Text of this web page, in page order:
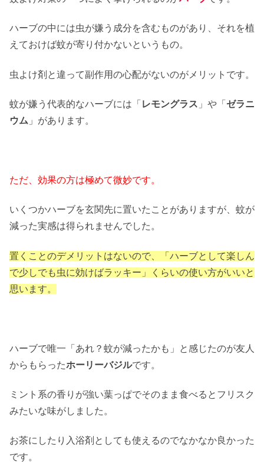
ハーブの中には虫が嫌う成分を含むものがあり、それを植
えておけば蚊が寄り付かないというもの。
虫よけ剤と違って副作用の心配がないのがメリットです。
蚊が嫌う代表的なハーブには「 レモングラス 」や「 ゼラニ
ウム 」があります。
ただ、効果の方は極めて微妙です。
いくつかハーブを玄関先に置いたことがありますが、蚊が
減った実感は得られませんでした。
置くことのデメリットはないので、「ハーブとして楽しん
で少しでも虫に効けばラッキー」くらいの使い方がいいと
思います。
ハーブで唯一「あれ？蚊が減ったかも」と感じたのが友人
からもらったホーリーバジルです。
ミント系の香りが強い葉っぱでそのまま食べるとフリスク
みたいな味がしました。
お茶にしたり入浴剤としても使えるのでなかなか良かった
です。